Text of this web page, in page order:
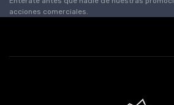
acciones comerciales.